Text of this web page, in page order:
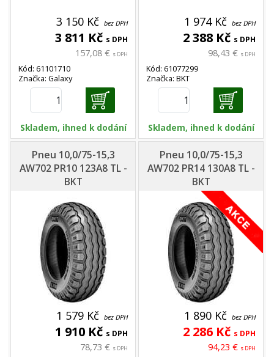
3 150 Kč bez DPH
3 811 Kč s DPH
157,08 € s DPH
Kód: 61101710
Značka: Galaxy
Skladem, ihned k dodání
1 974 Kč bez DPH
2 388 Kč s DPH
98,43 € s DPH
Kód: 61077299
Značka: BKT
Skladem, ihned k dodání
Pneu 10,0/75-15,3
AW702 PR10 123A8 TL -
BKT
1 579 Kč bez DPH
1 910 Kč s DPH
78,73 € s DPH
Pneu 10,0/75-15,3
AW702 PR14 130A8 TL -
BKT
1 890 Kč bez DPH
2 286 Kč s DPH
94,23 € s DPH